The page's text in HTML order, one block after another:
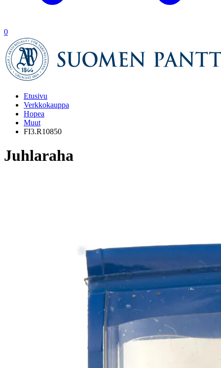
0
Etusivu
Verkkokauppa
Hopea
Muut
FI3.R10850
Juhlaraha